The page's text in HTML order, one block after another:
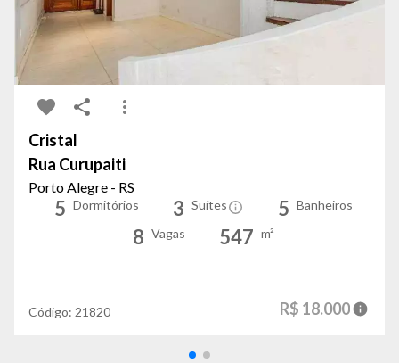
Cristal
Rua Curupaiti
Porto Alegre - RS
5 Dormitórios 3 Suítes 5 Banheiros
8 Vagas 547 m²
Código: 21820 R$ 18.000